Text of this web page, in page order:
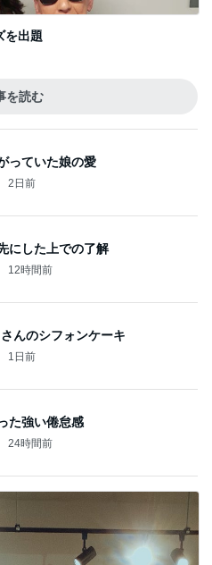
を出題
を読む
っていた娘の愛
2日前
にした上での了解
12時間前
んのシフォンケーキ
1日前
た強い倦怠感
24時間前